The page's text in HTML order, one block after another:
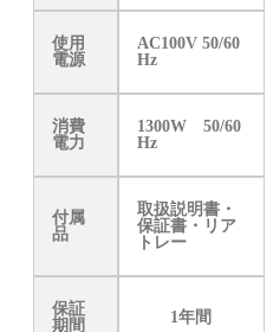
使用
電源
AC100V 50/60
Hz
消費
電力
1300W 50/60
Hz
付属
品
取扱説明書・
保証書・リア
トレー
保証
期間
1年間